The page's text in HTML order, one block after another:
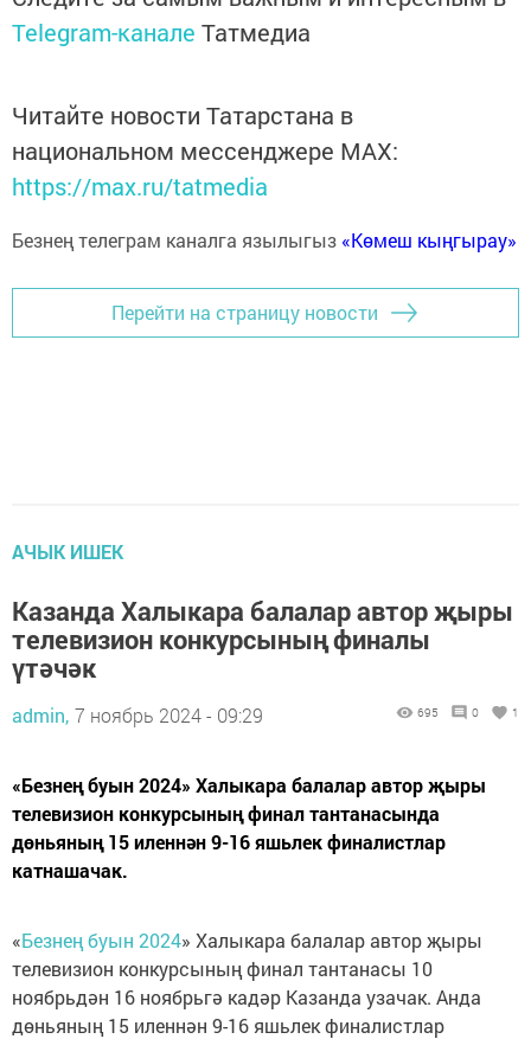
Telegram-канале Татмедиа
Читайте новости Татарстана в
национальном мессенджере MАХ:
https://max.ru/tatmedia
Безнең телеграм каналга язылыгыз «Көмеш кыңгырау»
Перейти на страницу новости
АЧЫК ИШЕК
Казанда Халыкара балалар автор җыры
телевизион конкурсының финалы
үтәчәк
admin, 7 ноябрь 2024 - 09:29 695 0 1
«Безнең буын 2024» Халыкара балалар автор җыры
телевизион конкурсының финал тантанасында
дөньяның 15 иленнән 9-16 яшьлек финалистлар
катнашачак.
«Безнең буын 2024» Халыкара балалар автор җыры
телевизион конкурсының финал тантанасы 10
ноябрьдән 16 ноябрьгә кадәр Казанда узачак. Анда
дөньяның 15 иленнән 9-16 яшьлек финалистлар